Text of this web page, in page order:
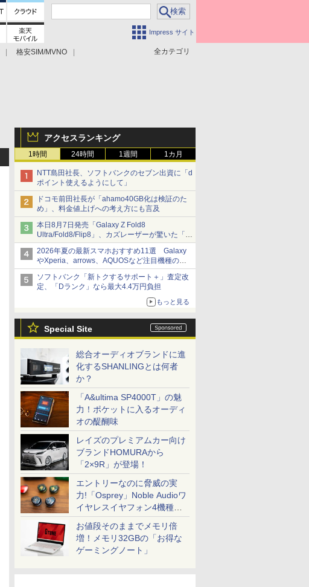
Impress サイト
全カテゴリ
格安SIM/MVNO
アクセスランキング
1時間 24時間 1週間 1カ月
NTT島田社長、ソフトバンクのセブン出資に「d
ポイント使えるようにして」
ドコモ前田社長が「ahamo40GB化は検証のた
め」、料金値上げへの考え方にも言及
本日8月7日発売「Galaxy Z Fold8
Ultra/Fold8/Flip8」、カズレーザーが驚いた「そ
ば屋のメニュー並みの薄さ」
2026年夏の最新スマホおすすめ11選 Galaxy
やXperia、arrows、AQUOSなど注目機種の特
徴は
ソフトバンク「新トクするサポート＋」査定改
定、「Dランク」なら最大4.4万円負担
もっと見る
Special Site
総合オーディオブランドに進
化するSHANLINGとは何者
か？
「A&ultima SP4000T」の魅
力！ポケットに入るオーディ
オの醍醐味
レイズのプレミアムカー向け
ブランドHOMURAから
「2×9R」が登場！
エントリーなのに脅威の実
力!「Osprey」Noble Audioワ
イヤレスイヤフォン4機種を
一気に聴く
お値段そのままでメモリ倍
増！メモリ32GBの「お得な
ゲーミングノート」